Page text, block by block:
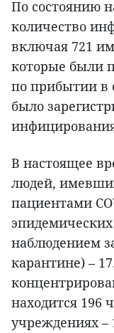
По состоянию
количество
включая 721
которые были
по прибытии в
было
В настоящее
людей,
пациентами
наблюдением
карантине) –
находится 196
учреждениях –